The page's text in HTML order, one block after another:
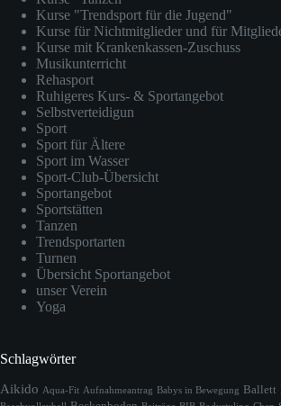
Kurse "Trendsport für die Jugend"
Kurse für Nichtmitglieder und für
Kurse mit Krankenkassen-Zuschuss
Musikunterricht
Rehasport
Ruhigeres Kurs- & Sportangebot
Selbstverteidigun
Sport
Sport für Ältere
Sport im Wasser
Sport-Club-Übersicht
Sportangebot
Sportstätten
Tanzen
Trendsportarten
Turnen
Übersicht Sportangebot
unser Verein
Yoga
Schlagwörter
Aikido Aqua-Fit Aufnahmeantrag Babys in Bewegung Ballett